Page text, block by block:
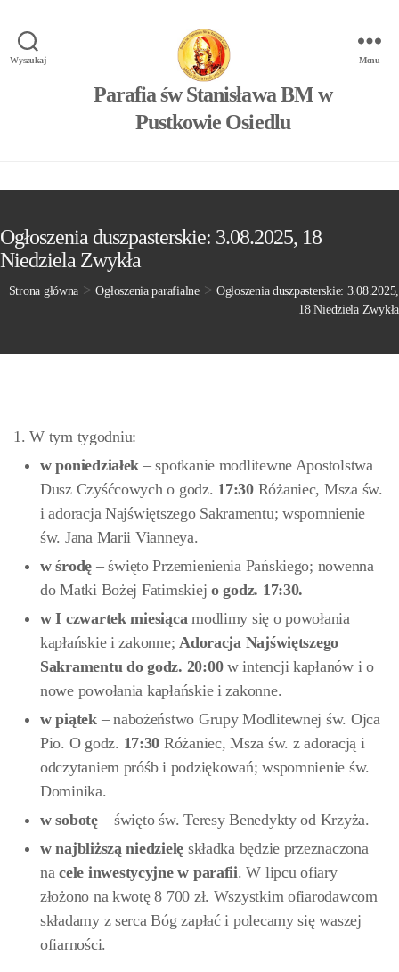
Wyszukaj
Parafia św Stanisława BM w
Pustkowie Osiedlu
Menu
Ogłoszenia duszpasterskie: 3.08.2025, 18
Niedziela Zwykła
Strona główna >Ogłoszenia parafialne> Ogłoszenia duszpasterskie: 3.08.2025,
18 Niedziela Zwykła
1. W tym tygodniu:
w poniedziałek – spotkanie modlitewne Apostolstwa
Dusz Czyśćcowych o godz. 17:30 Różaniec, Msza św.
i adoracja Najświętszego Sakramentu; wspomnienie
św. Jana Marii Vianneya.
w środę – święto Przemienienia Pańskiego; nowenna
do Matki Bożej Fatimskiej o godz. 17:30.
w I czwartek miesiącamodlimy się o powołania
kapłańskie i zakonne;Adoracja Najświętszego
Sakramentu do godz. 20:00 w intencji kapłanów i o
nowe powołania kapłańskie i zakonne.
w piątek – nabożeństwo Grupy Modlitewnej św. Ojca
Pio. O godz. 17:30 Różaniec, Msza św. z adoracją i
odczytaniem próśb i podziękowań; wspomnienie św.
Dominika.
w sobotę – święto św. Teresy Benedykty od Krzyża.
w najbliższą niedzielę składka będzie przeznaczona
nacele inwestycyjne w parafii. W lipcu ofiary
złożono na kwotę 8 700 zł. Wszystkim ofiarodawcom
składamy z serca Bóg zapłać i polecamy się waszej
ofiarności.